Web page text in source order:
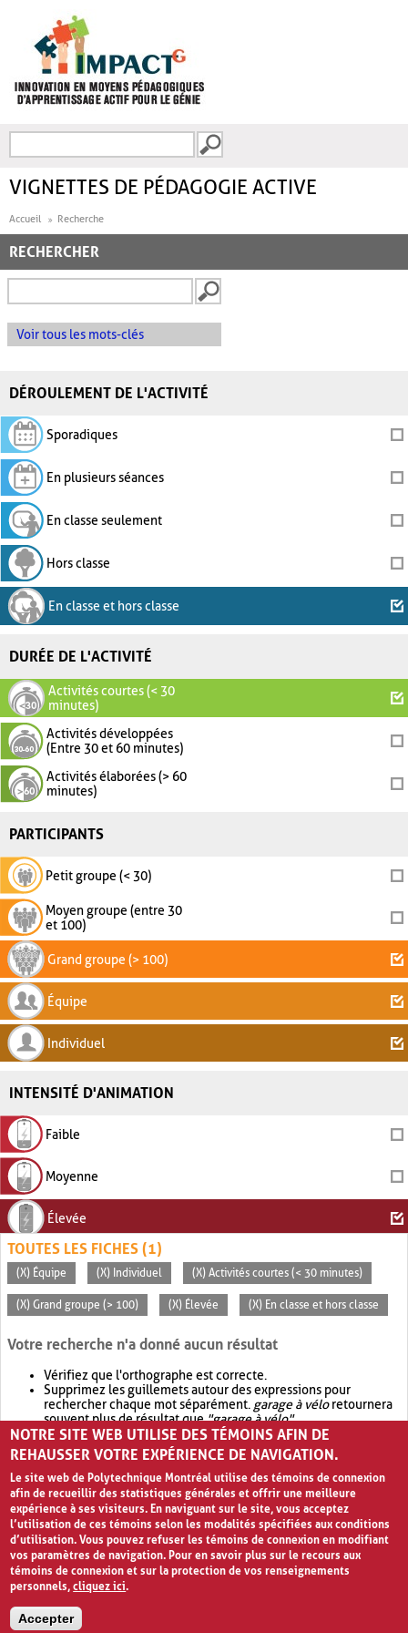
FORMULAIRE DE
VIGNETTES DE PÉDAGOGIE ACTIVE
Accueil Recherche
RECHERCHER
Voir tous les mots-clés
DÉROULEMENT DE L'ACTIVITÉ
Sporadiques
En plusieurs séances
En classe seulement
Hors classe
En classe et hors classe
DURÉE DE L'ACTIVITÉ
Activités courtes (< 30
minutes)
Activités développées
(Entre 30 et 60 minutes)
Activités élaborées (> 60
minutes)
PARTICIPANTS
Petit groupe (< 30)
Moyen groupe (entre 30
et 100)
Grand groupe (> 100)
Équipe
Individuel
INTENSITÉ D'ANIMATION
Faible
Moyenne
Élevée
TOUTES LES FICHES (1)
(X) Équipe (X) Individuel (X) Activités courtes (< 30 minutes)
(X) Grand groupe (> 100) (X) Élevée (X) En classe et hors classe
Votre recherche n'a donné aucun résultat
Vérifiez que l'orthographe est correcte.
Supprimez les guillemets autour des expressions pour
rechercher chaque mot séparément. garage à véloretournera
souvent plus de résultat que"garage à vélo".
Envisagez d'élargir votre recherche avec OR.garage OR vélo
retournera souvent plus de résultat quegarage à vélo
NOTRE SITE WEB UTILISE DES TÉMOINS AFIN DE
REHAUSSER VOTRE EXPÉRIENCE DE NAVIGATION.
Le site web de Polytechnique Montréal utilise des témoins de connexion
afin de recueillir des statistiques générales et offrir une meilleure
expérience à ses visiteurs. En naviguant sur le site, vous acceptez
l’utilisation de ces témoins selon les modalités spécifiées aux conditions
d’utilisation. Vous pouvez refuser les témoins de connexion en modifiant
vos paramètres de navigation. Pour en savoir plus sur le recours aux
témoins de connexion et sur la protection de vos renseignements
personnels,cliquez ici.
Accepter